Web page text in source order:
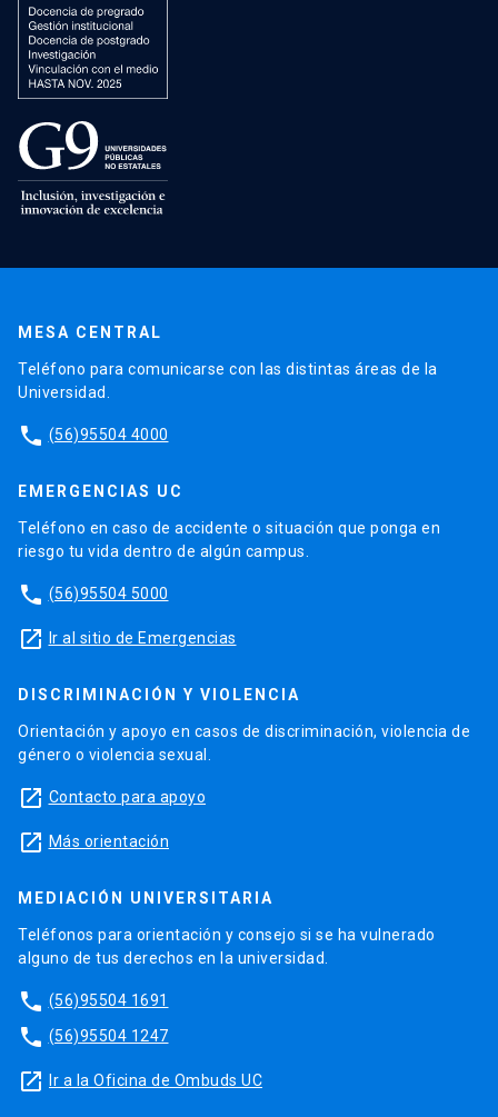
MESA CENTRAL
Teléfono para comunicarse con las distintas áreas de la
Universidad.
phone (56)95504 4000
EMERGENCIAS UC
Teléfono en caso de accidente o situación que ponga en
riesgo tu vida dentro de algún campus.
phone (56)95504 5000
launch Ir al sitio de Emergencias
DISCRIMINACIÓN Y VIOLENCIA
Orientación y apoyo en casos de discriminación, violencia de
género o violencia sexual.
launch Contacto para apoyo
launch Más orientación
MEDIACIÓN UNIVERSITARIA
Teléfonos para orientación y consejo si se ha vulnerado
alguno de tus derechos en la universidad.
phone (56)95504 1691
phone (56)95504 1247
launch Ir a la Oficina de Ombuds UC